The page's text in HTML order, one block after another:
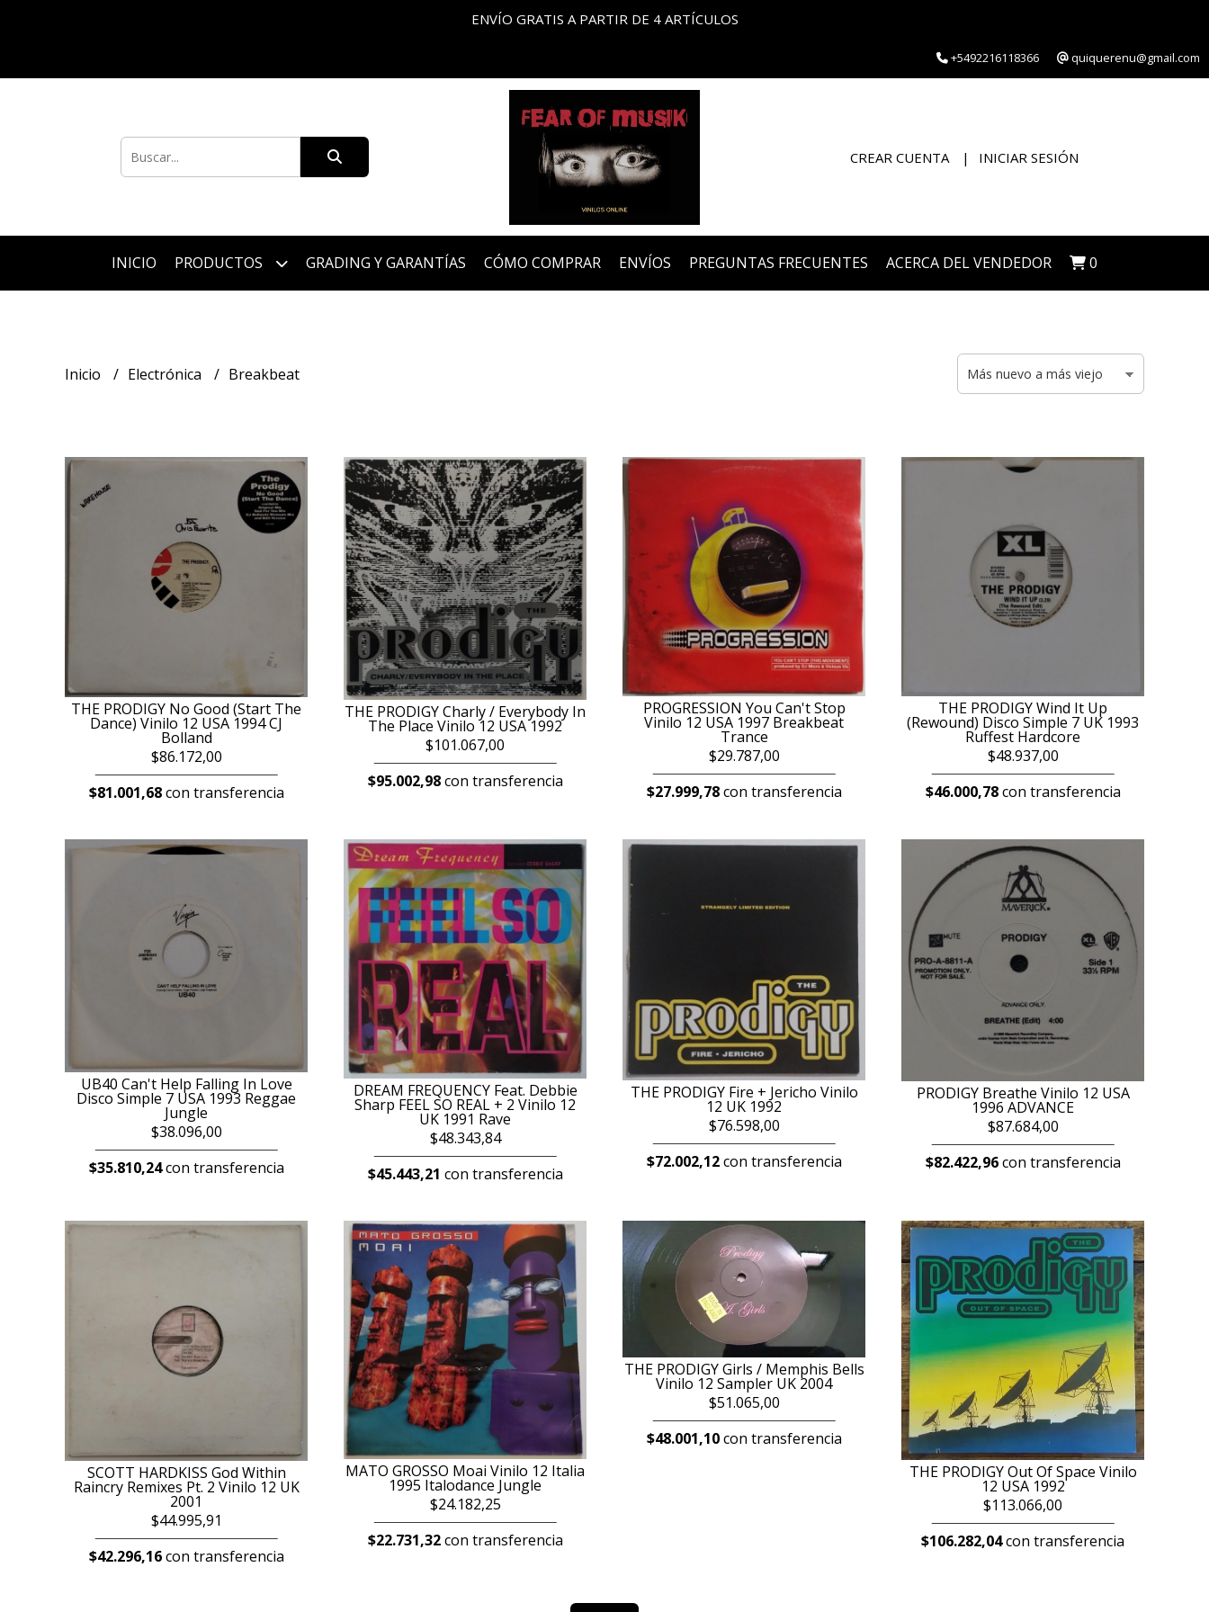
ENVÍO GRATIS A PARTIR DE 4 ARTÍCULOS
+5492216118366 quiquerenu@gmail.com
CREAR CUENTA INICIAR SESIÓN
INICIO PRODUCTOS GRADING Y GARANTÍAS CÓMO COMPRAR ENVÍOS PREGUNTAS FRECUENTES ACERCA DEL VENDEDOR 0
Inicio Electrónica Breakbeat
THE PRODIGY No Good (Start The
Dance) Vinilo 12 USA 1994 CJ
Bolland
$86.172,00
$81.001,68con transferencia
THE PRODIGY Charly / Everybody In
The Place Vinilo 12 USA 1992
$101.067,00
$95.002,98con transferencia
PROGRESSION You Can't Stop
Vinilo 12 USA 1997 Breakbeat
Trance
$29.787,00
$27.999,78con transferencia
THE PRODIGY Wind It Up
(Rewound) Disco Simple 7 UK 1993
Ruffest Hardcore
$48.937,00
$46.000,78con transferencia
UB40 Can't Help Falling In Love
Disco Simple 7 USA 1993 Reggae
Jungle
$38.096,00
$35.810,24con transferencia
DREAM FREQUENCY Feat. Debbie
Sharp FEEL SO REAL + 2 Vinilo 12
UK 1991 Rave
$48.343,84
$45.443,21 con transferencia
THE PRODIGY Fire + Jericho Vinilo
12 UK 1992
$76.598,00
$72.002,12con transferencia
PRODIGY Breathe Vinilo 12 USA
1996 ADVANCE
$87.684,00
$82.422,96con transferencia
SCOTT HARDKISS God Within
Raincry Remixes Pt. 2 Vinilo 12 UK
2001
$44.995,91
$42.296,16con transferencia
MATO GROSSO Moai Vinilo 12 Italia
1995 Italodance Jungle
$24.182,25
$22.731,32con transferencia
THE PRODIGY Girls / Memphis Bells
Vinilo 12 Sampler UK 2004
$51.065,00
$48.001,10con transferencia
THE PRODIGY Out Of Space Vinilo
12 USA 1992
$113.066,00
$106.282,04con transferencia